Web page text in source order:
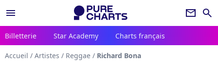
menu newsletter search
Billetterie Star Academy Charts français
Accueil / Artistes / Reggae / Richard Bona